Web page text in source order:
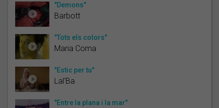
"Demons"
Barbott
"Tots els colors"
Maria Coma
"Estic per tu"
Lal'Ba
"Entre la plana i la mar"